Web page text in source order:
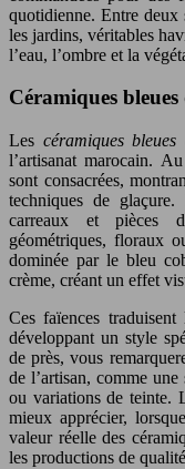
quotidienne. Entre deux
les jardins, véritables
l’eau, l’ombre et la
Céramiques
Les céramiques bleues
l’artisanat marocain.
sont consacrées,
techniques de
carreaux et pièces
géométriques, floraux
dominée par le bleu
crème, créant un effet
Ces faïences
développant un style
de près, vous
de l’artisan, comme
ou variations de teinte.
mieux apprécier,
valeur réelle des
les productions de